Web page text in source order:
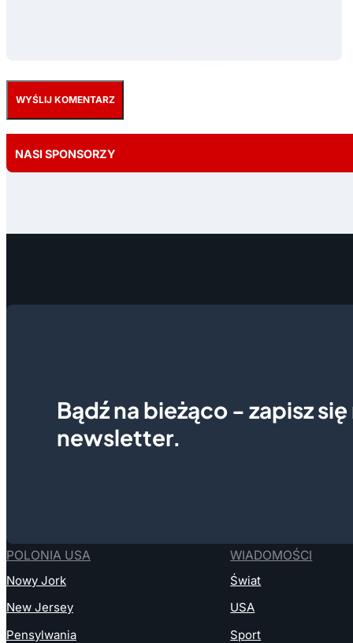
NASI SPONSORZY
Bądź na bieżąco - zapisz się
newsletter.
POLONIA USA
Nowy Jork
New Jersey
Pensylwania
WIADOMOŚCI
Świat
USA
Sport